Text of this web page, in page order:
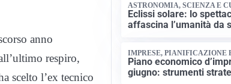
anno
respiro,
scelto l’ex tecnico
ASTRONOMIA, SCIENZA E
Eclissi solare: lo
affascina l’umanità da
IMPRESE, PIANIFICAZIONE
Piano economico
giugno: strumenti